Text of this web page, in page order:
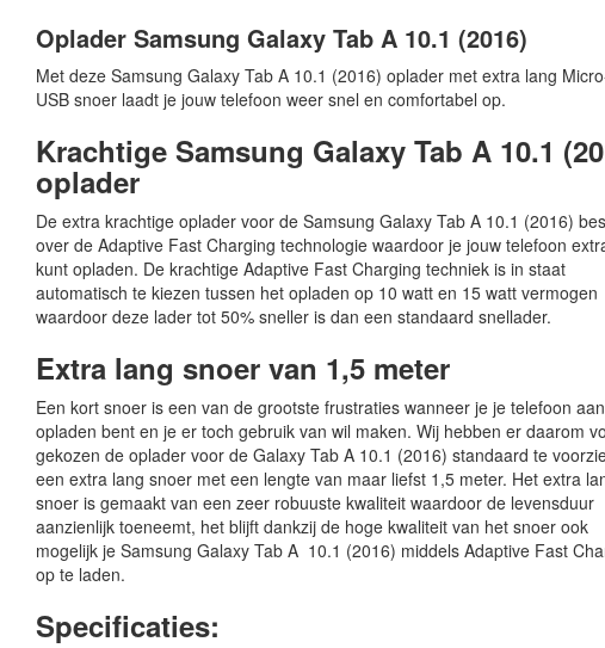
Oplader Samsung Galaxy Tab A 10.1 (2016)
Met deze Samsung Galaxy Tab A 10.1 (2016) oplader met extra lang
USB snoer laadt je jouw telefoon weer snel en comfortabel op.
Krachtige Samsung Galaxy Tab A 10.1
oplader
De extra krachtige oplader voor de Samsung Galaxy Tab A 10.1 (2016)
over de Adaptive Fast Charging technologie waardoor je jouw telefoon
kunt opladen. De krachtige Adaptive Fast Charging techniek is in staat
automatisch te kiezen tussen het opladen op 10 watt en 15 watt vermogen
waardoor deze lader tot 50% sneller is dan een standaard snellader.
Extra lang snoer van 1,5 meter
Een kort snoer is een van de grootste frustraties wanneer je je telefoon
opladen bent en je er toch gebruik van wil maken. Wij hebben er daarom
gekozen de oplader voor de Galaxy Tab A 10.1 (2016) standaard te
een extra lang snoer met een lengte van maar liefst 1,5 meter. Het extra
snoer is gemaakt van een zeer robuuste kwaliteit waardoor de levensduur
aanzienlijk toeneemt, het blijft dankzij de hoge kwaliteit van het snoer ook
mogelijk je Samsung Galaxy Tab A 10.1 (2016) middels Adaptive Fast
op te laden.
Specificaties: